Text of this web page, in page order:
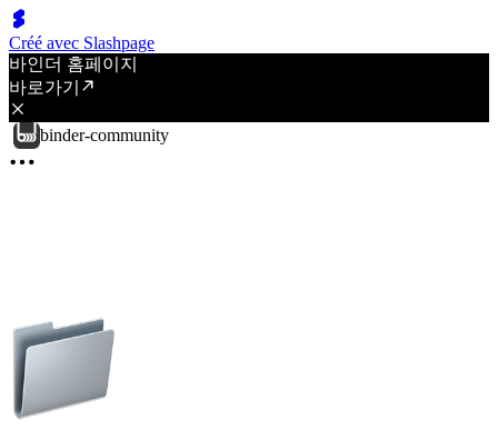
Créé avec Slashpage
바인더 홈페이지
바로가기
binder-community